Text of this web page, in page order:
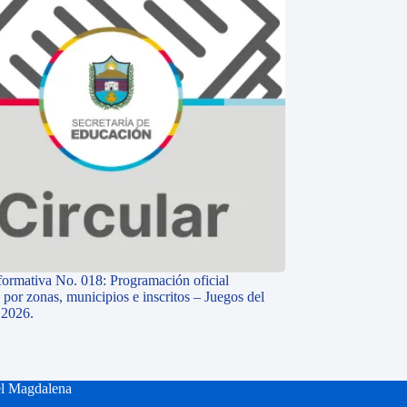
No. 018: Programación oficial
por zonas, municipios e inscritos – Juegos del
Magdalena